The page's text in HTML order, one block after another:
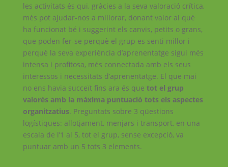
les activitats és qui, gràcies a la seva valoració crítica,
més pot ajudar-nos a millorar, donant valor al què
ha funcionat bé i suggerint els canvis, petits o grans,
que poden fer-se perquè el grup es senti millor i
perquè la seva experiència d’aprenentatge sigui més
intensa i profitosa, més connectada amb els seus
interessos i necessitats d’aprenentatge. El que mai
no ens havia succeït fins ara és que tot el grup
valorés amb la màxima puntuació tots els aspectes
organitzatius. Preguntats sobre 3 qüestions
logístiques: allotjament, menjars i transport, en una
escala de l’1 al 5, tot el grup, sense excepció, va
puntuar amb un 5 tots 3 elements.